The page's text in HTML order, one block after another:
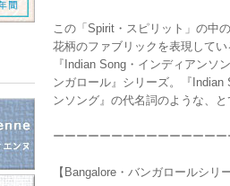
この「Spirit・スピリット」の中
花柄のファブリックを表現して
『Indian Song・インディアン
ンガロール』シリーズ。『
ンソング』の代名詞のような、
ーーーーーーーーーーーーーー
【Bangalore・バンガロールシリ